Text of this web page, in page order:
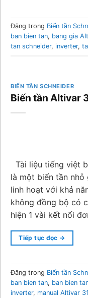
Đăng trong Biến tần
ban bien tan, bang gia
tan schneider, inverter,
BIẾN TẦN SCHNEIDER
Biến tần Altivar
Tài liệu tiếng việt
là một biến tần nhỏ
linh hoạt với khả
không đồng bộ có
hiện 1 vài kết nối
Tiếp tục đọc →
Đăng trong Biến tần
ban bien tan, ban bien
inverter, manual Altivar 31